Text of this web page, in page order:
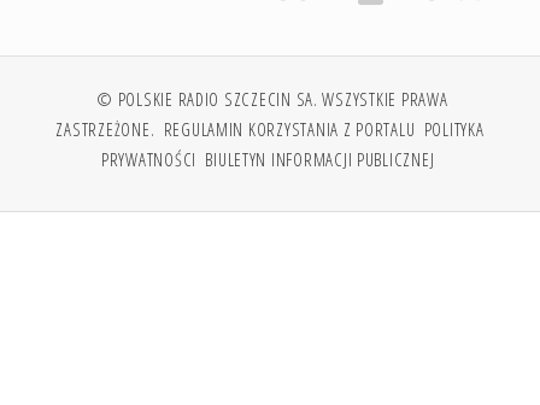
© POLSKIE RADIO SZCZECIN SA. WSZYSTKIE PRAWA
ZASTRZEŻONE. REGULAMIN KORZYSTANIA Z PORTALU POLITYKA
PRYWATNOŚCI BIULETYN INFORMACJI PUBLICZNEJ